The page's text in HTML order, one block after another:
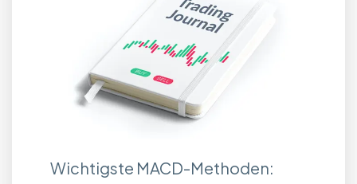
Wichtigste MACD-Methoden: